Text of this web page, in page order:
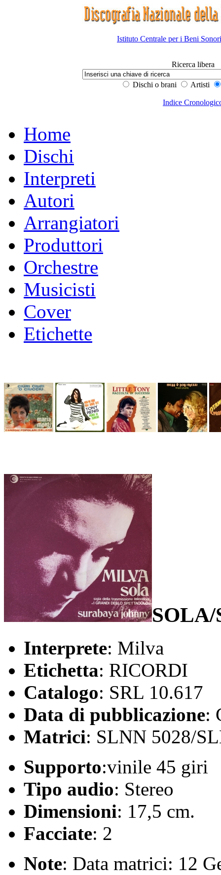
Istituto Centrale per i Beni
Ricerca libera
Dischi o brani Artisti
Indice
Home
Dischi
Interpreti
Autori
Arrangiatori
Produttori
Orchestre
Musicisti
Cover
Etichette
SOLA/
Interprete: Milva
Etichetta: RICORDI
Catalogo: SRL 10.617
Data di pubblicazione:
Matrici: SLNN 5028/
Supporto:vinile 45 giri
Tipo audio: Stereo
Dimensioni: 17,5 cm.
Facciate: 2
Note: Data matrici: 12